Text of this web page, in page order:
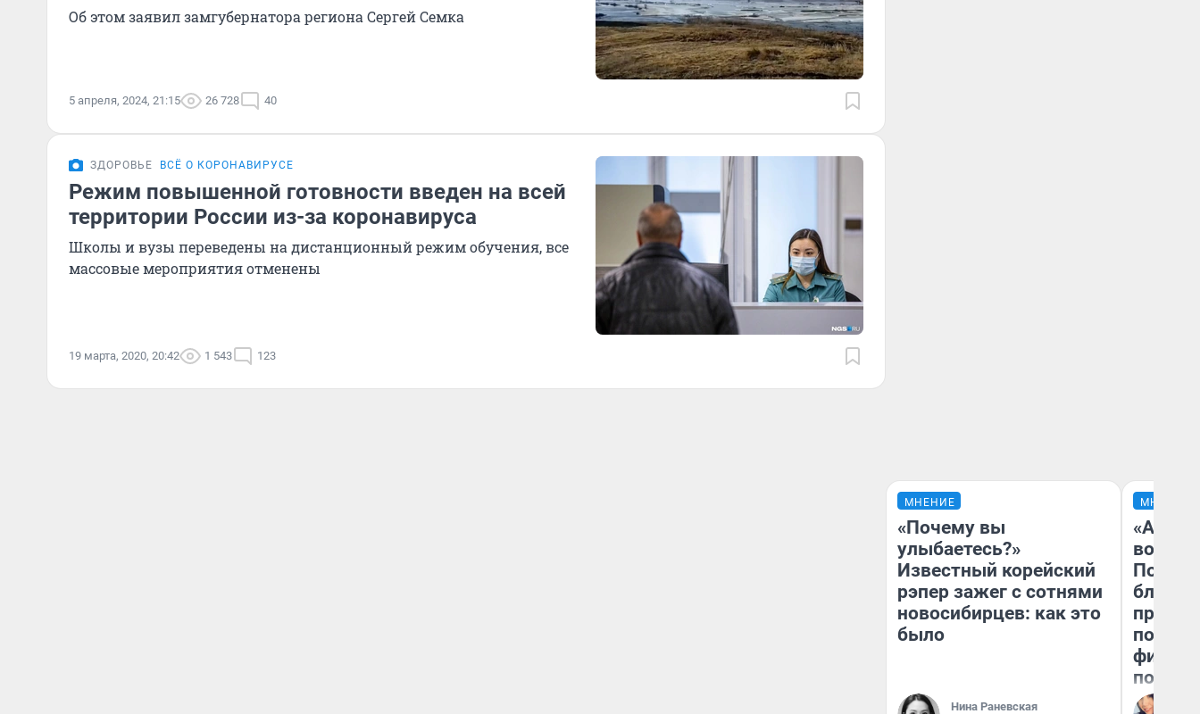
Об этом заявил замгубернатора региона Сергей Семка
5 апреля, 2024, 21:15 26 728 40
ЗДОРОВЬЕ ВСЁ О КОРОНАВИРУСЕ
Режим повышенной готовности введен на всей
территории России из-за коронавируса
Школы и вузы переведены на дистанционный режим обучения, все
массовые мероприятия отменены
19 марта, 2020, 20:42 1 543 123
МНЕНИЕ
«Почему вы
улыбаетесь?»
Известный корейский
рэпер зажег с сотнями
новосибирцев: как это
было
Нина Раневская
МНЕНИЕ
вот